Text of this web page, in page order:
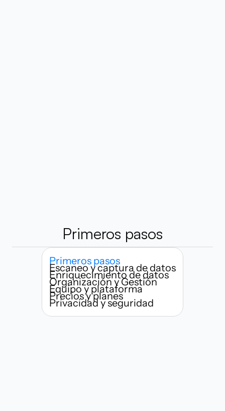
Primeros pasos
Primeros pasos
Escaneo y captura de datos
Enriquecimiento de datos
Organización y Gestión
Equipo y plataforma
Precios y planes
Privacidad y seguridad